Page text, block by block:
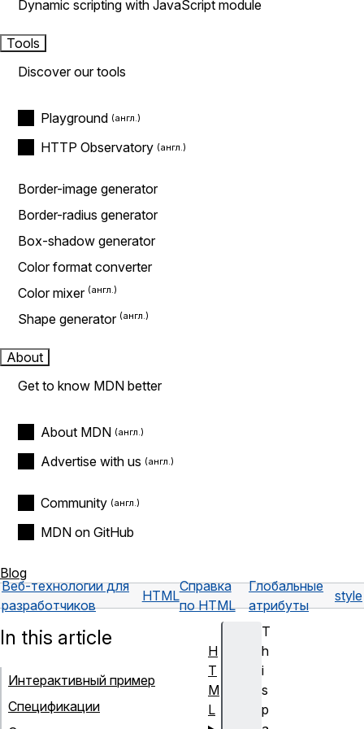
Dynamic scripting with JavaScript module
Tools
Discover our tools
Playground
HTTP Observatory
Border-image generator
Border-radius generator
Box-shadow generator
Color format converter
Color mixer
Shape generator
About
Get to know MDN better
About MDN
Advertise with us
Community
MDN on GitHub
Blog
Веб-технологии для
разработчиков
HTML
Справка
по HTML
Глобальные
атрибуты
style
T
h
i
s
p
In this article
Интерактивный пример
Спецификации
H
T
M
L